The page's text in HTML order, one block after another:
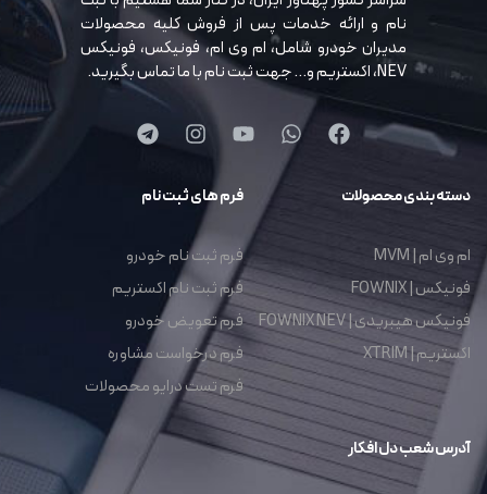
نام و ارائه خدمات پس از فروش کلیه محصولات
مدیران خودرو شامل، ام وی ام، فونیکس، فونیکس
NEV، اکستریم و… جهت ثبت نام با ما تماس بگیرید.
دسته بندی محصولات
ام وی ام | MVM
فونیکس | FOWNIX
فونیکس هیبریدی | FOWNIX NEV
اکستریم | XTRIM
فرم های ثبت نام
فرم ثبت نام خودرو
فرم ثبت نام اکستریم
فرم تعویض خودرو
فرم درخواست مشاوره
فرم تست درایو محصولات
آدرس شعب دل افکار